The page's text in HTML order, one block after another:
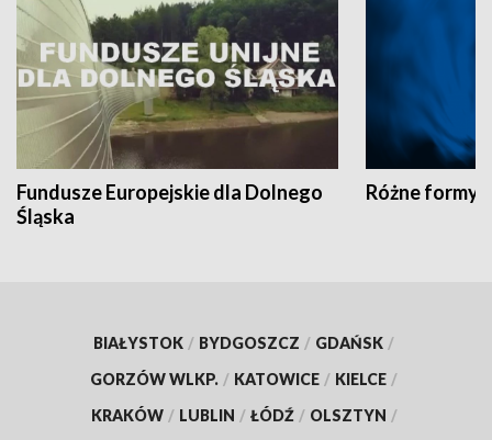
Fundusze Europejskie dla Dolnego
Śląska
Różne formy
BIAŁYSTOK / BYDGOSZCZ / GDAŃSK /
GORZÓW WLKP. / KATOWICE / KIELCE /
KRAKÓW / LUBLIN / ŁÓDŹ / OLSZTYN /